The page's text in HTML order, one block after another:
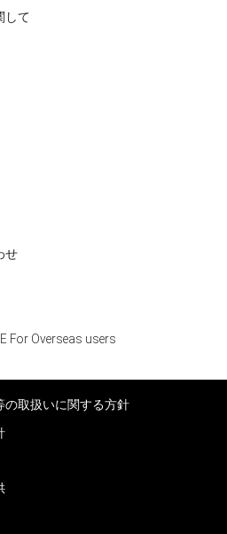
して
せ
For Overseas users
の取扱いに関する方針